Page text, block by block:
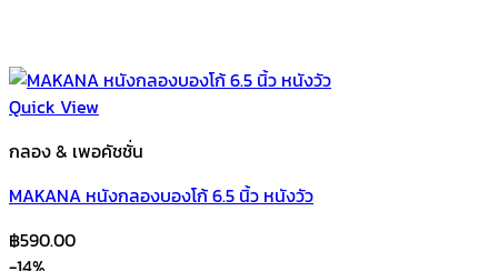
Quick View
กลอง & เพอคัชชั่น
MAKANA หนังกลองบองโก้ 6.5 นิ้ว หนังวัว
฿590.00